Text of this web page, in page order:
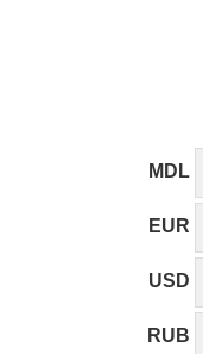
MDL
EUR
USD
RUB